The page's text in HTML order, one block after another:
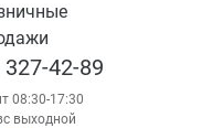
327-42-89
08:30-17:30
выходной